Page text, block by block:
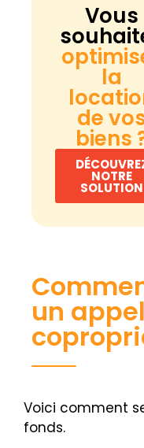
Vous
la
de
biens
NOTRE
SOLUTION
un
Voici comment
fonds.